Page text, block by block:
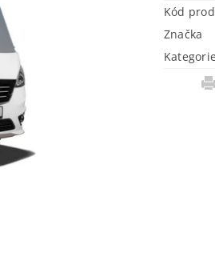
Kód
Značka
Kategorie